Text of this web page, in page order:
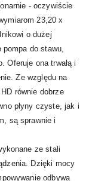
- oczywiście
23,20 x
o dużej
do stawu,
Oferuje ona trwałą i
Ze względu na
równie dobrze
płyny czyste, jak i
są sprawnie i
ze stali
Dzięki mocy
odbywa